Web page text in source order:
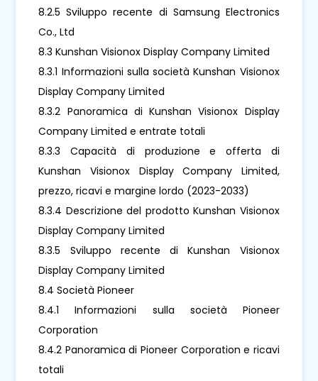
8.2.5 Sviluppo recente di Samsung Electronics
Co., Ltd
8.3 Kunshan Visionox Display Company Limited
8.3.1 Informazioni sulla società Kunshan Visionox
Display Company Limited
8.3.2 Panoramica di Kunshan Visionox Display
Company Limited e entrate totali
8.3.3 Capacità di produzione e offerta di
Kunshan Visionox Display Company Limited,
prezzo, ricavi e margine lordo (2023-2033)
8.3.4 Descrizione del prodotto Kunshan Visionox
Display Company Limited
8.3.5 Sviluppo recente di Kunshan Visionox
Display Company Limited
8.4 Società Pioneer
8.4.1 Informazioni sulla società Pioneer
Corporation
8.4.2 Panoramica di Pioneer Corporation e ricavi
totali